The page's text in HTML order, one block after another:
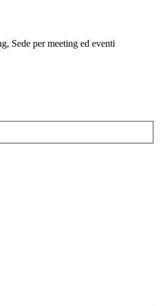
Sede per meeting ed eventi